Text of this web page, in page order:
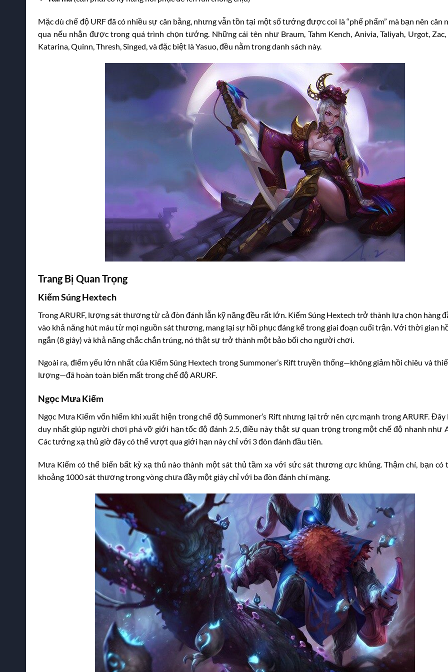
Mặc dù chế độ URF đã có nhiều sự cân bằng, nhưng vẫn tồn tại một số tướng được coi là “phế phẩm” mà bạn nên cân
qua nếu nhận được trong quá trình chọn tướng. Những cái tên như Braum, Tahm Kench, Anivia, Taliyah, Urgot, Zac,
Katarina, Quinn, Thresh, Singed, và đặc biệt là Yasuo, đều nằm trong danh sách này.
Trang Bị Quan Trọng
Kiếm Súng Hextech
Trong ARURF, lượng sát thương từ cả đòn đánh lẫn kỹ năng đều rất lớn. Kiếm Súng Hextech trở thành lựa chọn hàng
vào khả năng hút máu từ mọi nguồn sát thương, mang lại sự hồi phục đáng kể trong giai đoạn cuối trận. Với thời gian
ngắn (8 giây) và khả năng chắc chắn trúng, nó thật sự trở thành một bảo bối cho người chơi.
Ngoài ra, điểm yếu lớn nhất của Kiếm Súng Hextech trong Summoner’s Rift truyền thống—không giảm hồi chiêu và
lượng—đã hoàn toàn biến mất trong chế độ ARURF.
Ngọc Mưa Kiếm
Ngọc Mưa Kiếm vốn hiếm khi xuất hiện trong chế độ Summoner’s Rift nhưng lại trở nên cực mạnh trong ARURF. Đây
duy nhất giúp người chơi phá vỡ giới hạn tốc độ đánh 2.5, điều này thật sự quan trọng trong một chế độ nhanh như
Các tướng xạ thủ giờ đây có thể vượt qua giới hạn này chỉ với 3 đòn đánh đầu tiên.
Mưa Kiếm có thể biến bất kỳ xạ thủ nào thành một sát thủ tầm xa với sức sát thương cực khủng. Thậm chí, bạn có
khoảng 1000 sát thương trong vòng chưa đầy một giây chỉ với ba đòn đánh chí mạng.